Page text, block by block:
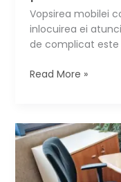
Vopsirea mobilei
inlocuirea ei
de complicat este
Cum
pentru
incepatori
Read More »